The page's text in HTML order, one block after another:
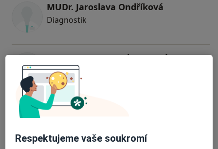
MUDr. Jaroslava Ondříková
Diagnostik
MUDr. Jana Neugebauerová
Diagnostik
Alena Štouračová
Respektujeme vaše soukromí